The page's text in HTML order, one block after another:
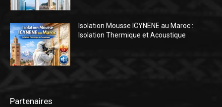
Isolation Mousse ICYNENE au Maroc :
Isolation Thermique et Acoustique
Partenaires